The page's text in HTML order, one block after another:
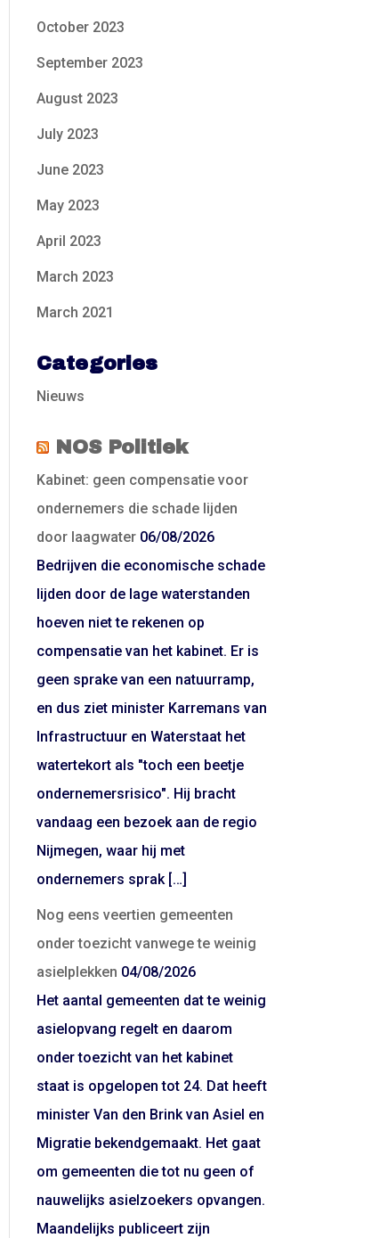
October 2023
September 2023
August 2023
July 2023
June 2023
May 2023
April 2023
March 2023
March 2021
Categories
Nieuws
NOS Politiek
Kabinet: geen compensatie voor
ondernemers die schade lijden
door laagwater 06/08/2026
Bedrijven die economische schade
lijden door de lage waterstanden
hoeven niet te rekenen op
compensatie van het kabinet. Er is
geen sprake van een natuurramp,
en dus ziet minister Karremans van
Infrastructuur en Waterstaat het
watertekort als "toch een beetje
ondernemersrisico". Hij bracht
vandaag een bezoek aan de regio
Nijmegen, waar hij met
ondernemers sprak […]
Nog eens veertien gemeenten
onder toezicht vanwege te weinig
asielplekken 04/08/2026
Het aantal gemeenten dat te weinig
asielopvang regelt en daarom
onder toezicht van het kabinet
staat is opgelopen tot 24. Dat heeft
minister Van den Brink van Asiel en
Migratie bekendgemaakt. Het gaat
om gemeenten die tot nu geen of
nauwelijks asielzoekers opvangen.
Maandelijks publiceert zijn